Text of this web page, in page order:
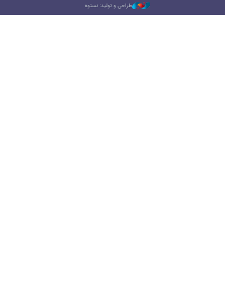
طراحی و تولید: نستوه